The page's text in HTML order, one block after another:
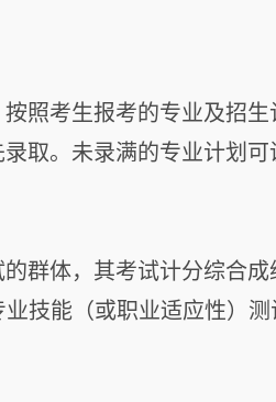
照考生报考的专业及招
取。未录满的专业计划
群体，其考试计分综合
技能（或职业适应性）